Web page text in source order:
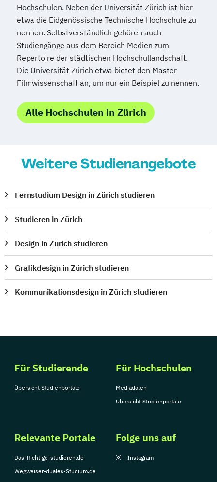
Hochschulen. Neben der Universität Zürich ist hier
etwa die Eidgenössische Technische Hochschule zu
nennen. Selbstverständlich gehören auch
Studiengänge aus dem Bereich Medien zum
Repertoire der städtischen Hochschullandschaft.
Die Universität Zürich etwa bietet den Master
Filmwissenschaft an, um nur ein Beispiel zu nennen.
Alle Hochschulen in Zürich
Weitere Studienangebote
Fernstudium Design in Zürich studieren
Studieren in Zürich
Design in Zürich studieren
Grafikdesign in Zürich studieren
Kommunikationsdesign in Zürich studieren
Für Studierende
Übersicht Studienportale
Für Hochschulen
Mediadaten
Übersicht Studienportale
Relevante Portale
Das-Richtige-studieren.de
Wegweiser-duales-Studium.de
Folge uns auf
Instagram